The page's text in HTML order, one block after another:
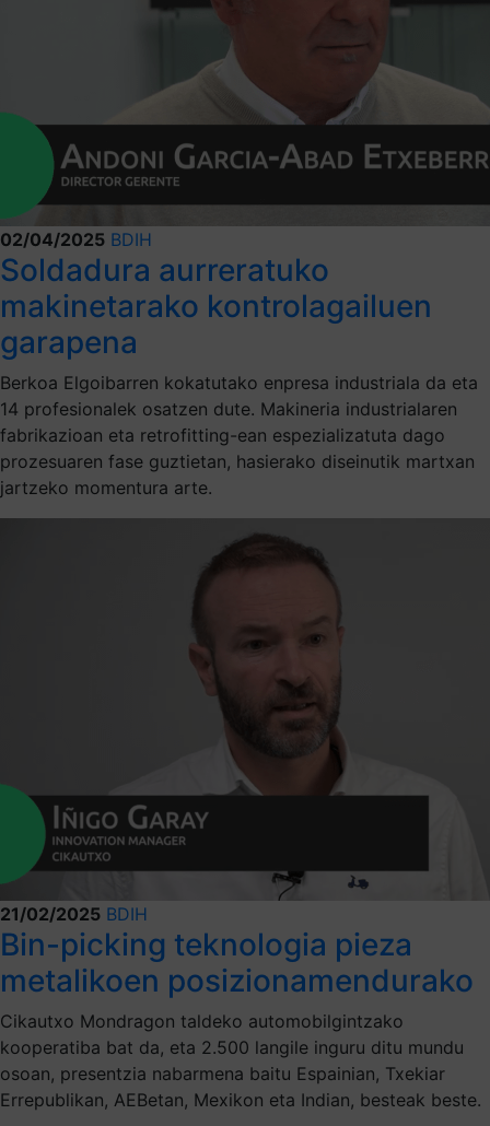
02/04/2025 BDIH
Soldadura aurreratuko
makinetarako kontrolagailuen
garapena
Berkoa Elgoibarren kokatutako enpresa industriala da eta
14 profesionalek osatzen dute. Makineria industrialaren
fabrikazioan eta retrofitting-ean espezializatuta dago
prozesuaren fase guztietan, hasierako diseinutik martxan
jartzeko momentura arte.
21/02/2025 BDIH
Bin-picking teknologia pieza
metalikoen posizionamendurako
Cikautxo Mondragon taldeko automobilgintzako
kooperatiba bat da, eta 2.500 langile inguru ditu mundu
osoan, presentzia nabarmena baitu Espainian, Txekiar
Errepublikan, AEBetan, Mexikon eta Indian, besteak beste.